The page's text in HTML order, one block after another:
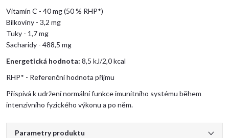
Vitamín C - 40 mg (50 % RHP*)
Bílkoviny - 3,2 mg
Tuky - 1,7 mg
Sacharidy - 488,5 mg
Energetická hodnota: 8,5 kJ/2,0 kcal
RHP* - Referenční hodnota příjmu
Přispívá k udržení normální funkce imunitního systému během
intenzivního fyzického výkonu a po něm.
Parametry produktu